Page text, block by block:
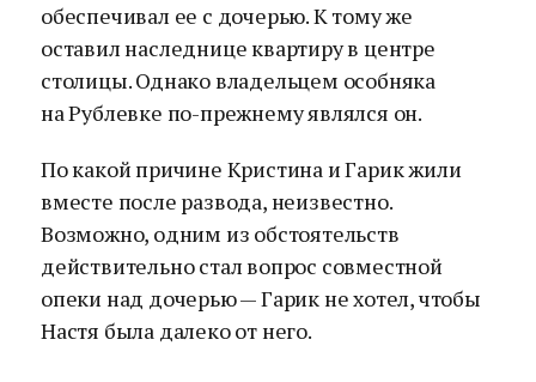
обеспечивал ее с дочерью. К тому же
оставил наследнице квартиру в центре
столицы. Однако владельцем особняка
на Рублевке по-прежнему являлся он.
По какой причине Кристина и Гарик жили
вместе после развода, неизвестно.
Возможно, одним из обстоятельств
действительно стал вопрос совместной
опеки над дочерью — Гарик не хотел, чтобы
Настя была далеко от него.